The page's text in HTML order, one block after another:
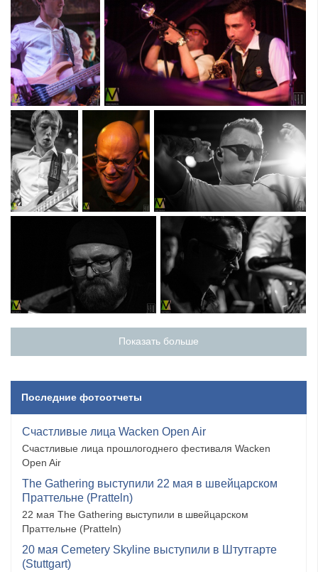
Показать больше
Последние фотоотчеты
Счастливые лица Wacken Open Air
Счастливые лица прошлогоднего фестиваля Wacken
Open Air
The Gathering выступили 22 мая в швейцарском
Праттельне (Pratteln)
22 мая The Gathering выступили в швейцарском
Праттельне (Pratteln)
20 мая Cemetery Skyline выступили в Штутгарте
(Stuttgart)